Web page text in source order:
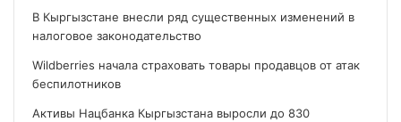
В Кыргызстане внесли ряд существенных изменений в
налоговое законодательство
Wildberries начала страховать товары продавцов от атак
беспилотников
Активы Нацбанка Кыргызстана выросли до 830